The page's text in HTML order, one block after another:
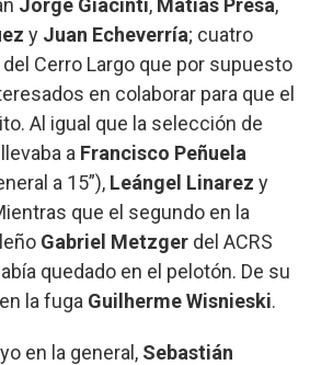
Jorge Giacinti, Matías Presa,
y Juan Echeverría; cuatro
Cerro Largo que por supuesto
en colaborar para que el
Al igual que la selección de
a Francisco Peñuela
a 15”), Leángel Linarez y
que el segundo en la
Gabriel Metzger del ACRS
quedado en el pelotón. De su
la fuga Guilherme Wisnieski.
en la general, Sebastián